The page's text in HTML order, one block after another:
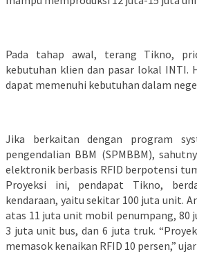
Pada tahap awal, terang Tikno,
kebutuhan klien dan pasar lokal INTI.
dapat memenuhi kebutuhan dalam
Jika berkaitan dengan program
pengendalian BBM (SPMBBM),
elektronik berbasis RFID berpotensi
Proyeksi ini, pendapat Tikno,
kendaraan, yaitu sekitar 100 juta unit.
atas 11 juta unit mobil penumpang, 80
3 juta unit bus, dan 6 juta truk.
memasok kenaikan RFID 10 persen,”